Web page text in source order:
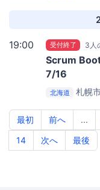
19:00 受付終了 3人
Scrum
7/16
北海道 札幌
最初
前へ ...
14
次へ 最後